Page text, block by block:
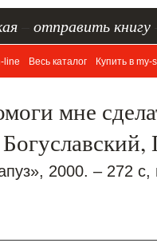
отправить книгу
line Весь каталог Купить в my-
мне
2000. – 272 с,